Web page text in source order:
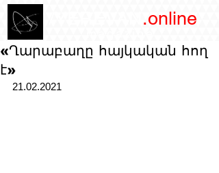
.online
«Ղարաբաղը հայկական հող
է»
21.02.2021